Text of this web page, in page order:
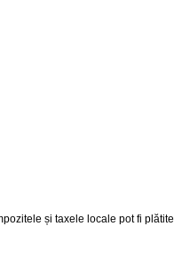
și taxele locale pot fi plătite